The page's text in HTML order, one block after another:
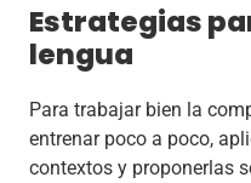
Estrategias
lengua
Para trabajar bien la
entrenar poco a poco,
contextos y proponerlas